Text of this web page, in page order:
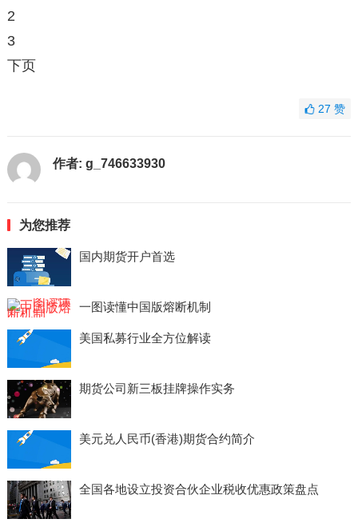
2
3
下页
27赞
作者: g_746633930
为您推荐
国内期货开户首选
一图读懂中国版熔断机制
美国私募行业全方位解读
期货公司新三板挂牌操作实务
美元兑人民币(香港)期货合约简介
全国各地设立投资合伙企业税收优惠政策盘点